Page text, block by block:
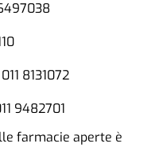
8131072
9482701
farmacie aperte è